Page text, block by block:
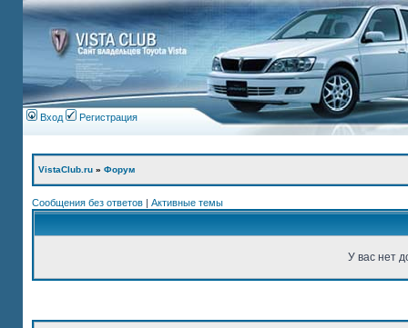
Вход Регистрация
VistaClub.ru » Форум
Сообщения без ответов | Активные темы
У вас нет